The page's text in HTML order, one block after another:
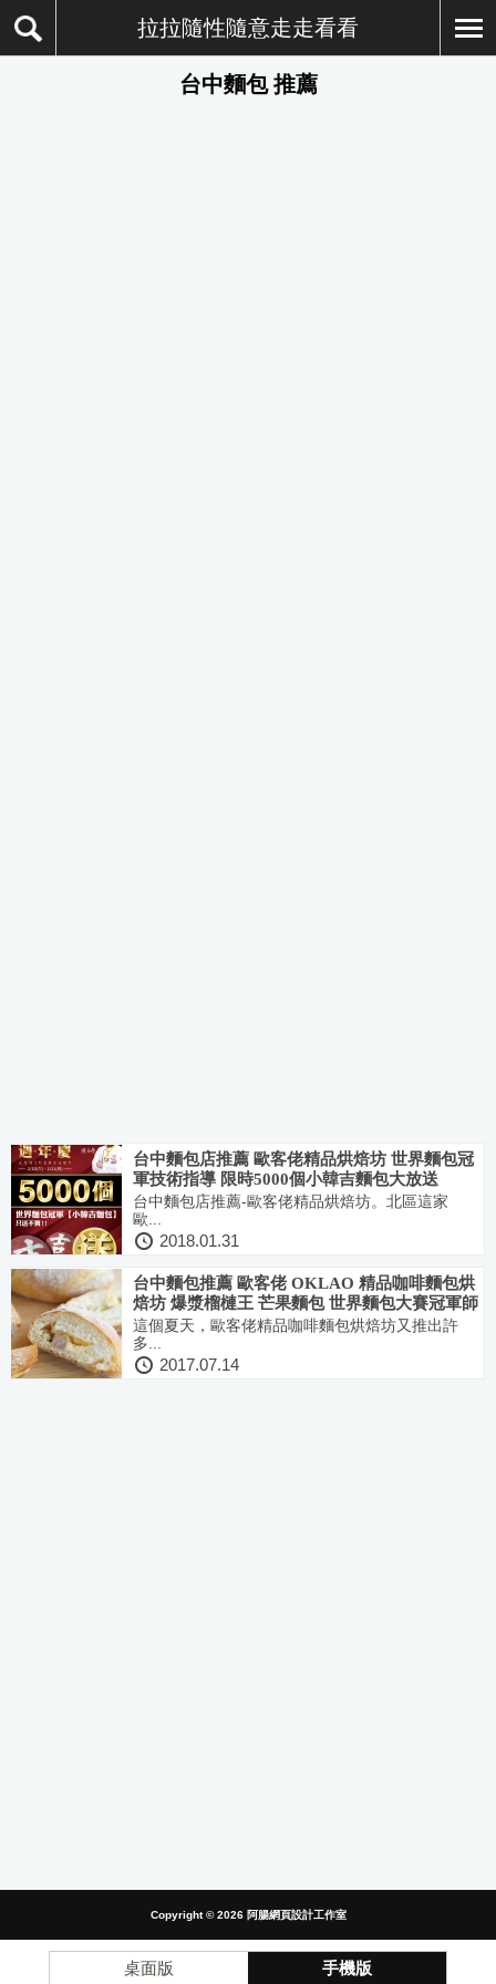
拉拉隨性隨意走走看看
台中麵包 推薦
台中麵包店推薦 歐客佬精品烘焙坊 世界麵包冠
軍技術指導 限時5000個小韓吉麵包大放送
台中麵包店推薦-歐客佬精品烘焙坊。北區這家
歐...
2018.01.31
台中麵包推薦 歐客佬 OKLAO 精品咖啡麵包烘
焙坊 爆漿榴槤王 芒果麵包 世界麵包大賽冠軍師
傅
這個夏天，歐客佬精品咖啡麵包烘焙坊又推出許
多...
2017.07.14
Copyright © 2026 阿腸網頁設計工作室
桌面版 手機版